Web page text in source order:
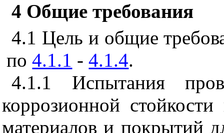
4 Общие требования
4.1 Цель и общие
по4.1.1 -4.1.4.
4.1.1 Испытания
коррозионной
материалов и покрытий